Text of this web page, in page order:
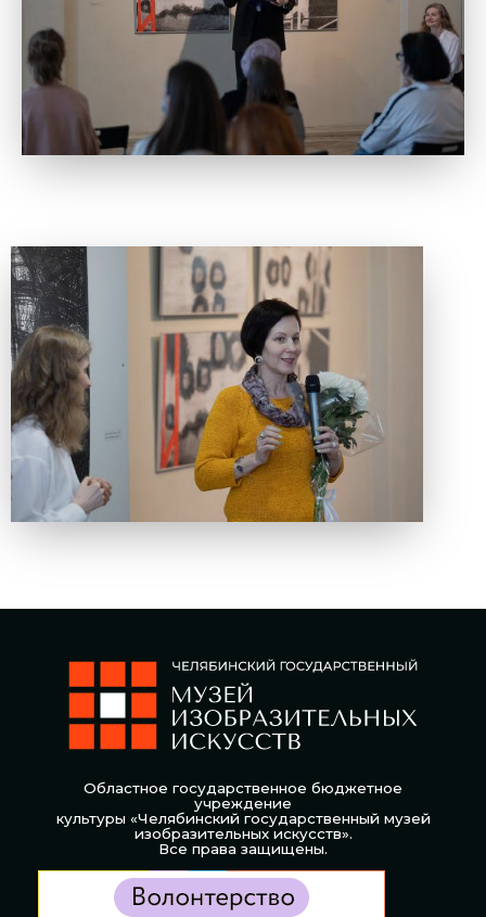
Областное государственное бюджетное
учреждение
культуры «Челябинский государственный музей
изобразительных искусств».
Все права защищены.